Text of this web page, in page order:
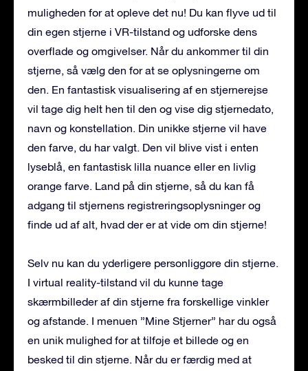
muligheden for at opleve det nu! Du kan flyve ud til
din egen stjerne i VR-tilstand og udforske dens
overflade og omgivelser. Når du ankommer til din
stjerne, så vælg den for at se oplysningerne om
den. En fantastisk visualisering af en stjernerejse
vil tage dig helt hen til den og vise dig stjernedato,
navn og konstellation. Din unikke stjerne vil have
den farve, du har valgt. Den vil blive vist i enten
lyseblå, en fantastisk lilla nuance eller en livlig
orange farve. Land på din stjerne, så du kan få
adgang til stjernens registreringsoplysninger og
finde ud af alt, hvad der er at vide om din stjerne!
Selv nu kan du yderligere personliggøre din stjerne.
I virtual reality-tilstand vil du kunne tage
skærmbilleder af din stjerne fra forskellige vinkler
og afstande. I menuen ”Mine Stjerner” har du også
en unik mulighed for at tilføje et billede og en
besked til din stjerne. Når du er færdig med at